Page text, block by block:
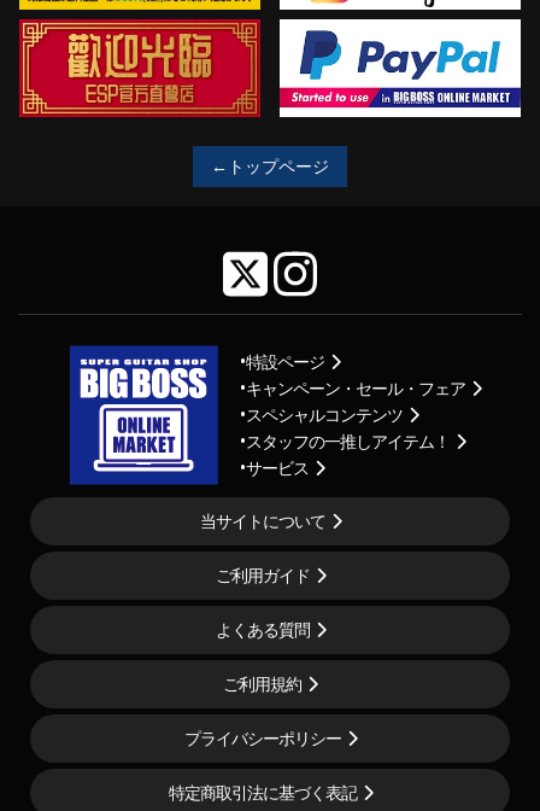
←トップページ
特設ページ
キャンペーン・セール・フェア
スペシャルコンテンツ
スタッフの一推しアイテム！
サービス
当サイトについて
ご利用ガイド
よくある質問
ご利用規約
プライバシーポリシー
特定商取引法に基づく表記